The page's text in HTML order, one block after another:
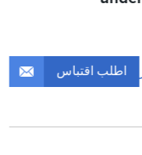
اطلب اقتباس